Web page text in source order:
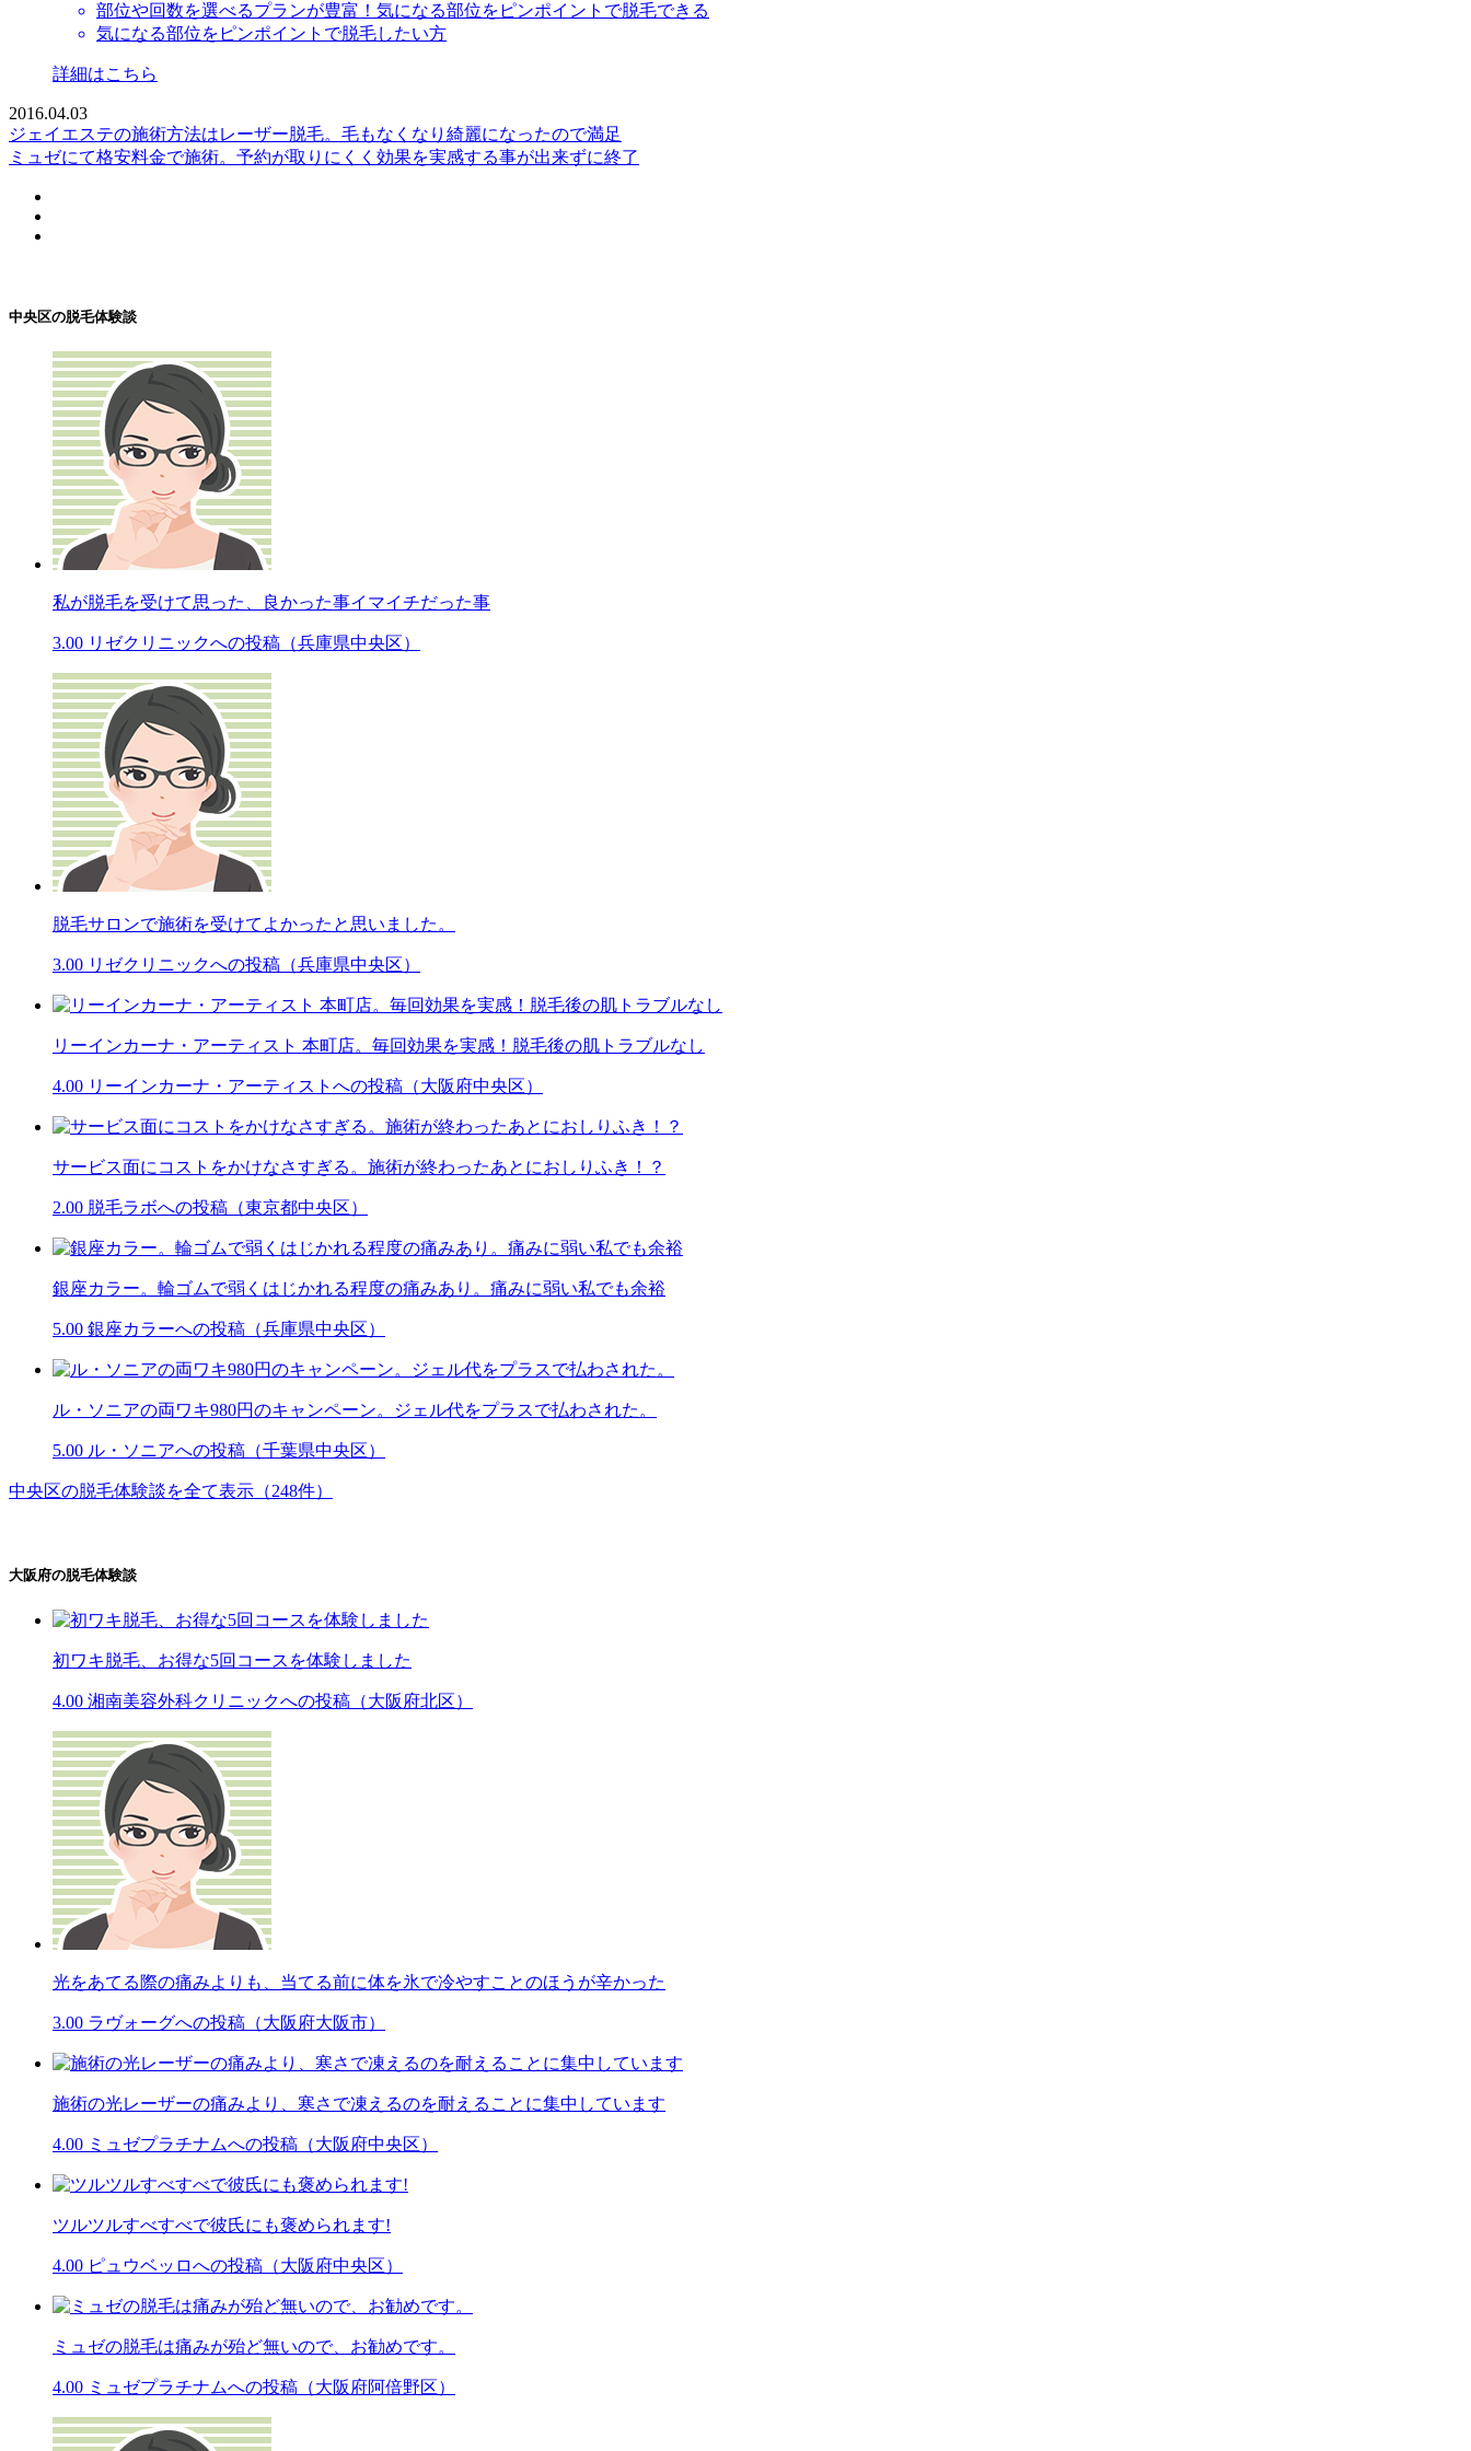
部位や回数を選べるプランが豊富！気になる部位をピンポイントで脱毛できる
気になる部位をピンポイントで脱毛したい方
詳細はこちら
2016.04.03
ジェイエステの施術方法はレーザー脱毛。毛もなくなり綺麗になったので満足
ミュゼにて格安料金で施術。予約が取りにくく効果を実感する事が出来ずに終了
中央区の脱毛体験談
私が脱毛を受けて思った、良かった事イマイチだった事
3.00 リゼクリニックへの投稿（兵庫県中央区）
脱毛サロンで施術を受けてよかったと思いました。
3.00 リゼクリニックへの投稿（兵庫県中央区）
リーインカーナ・アーティスト 本町店。毎回効果を実感！脱毛後の肌トラブルなし
4.00 リーインカーナ・アーティストへの投稿（大阪府中央区）
サービス面にコストをかけなさすぎる。施術が終わったあとにおしりふき！？
2.00 脱毛ラボへの投稿（東京都中央区）
銀座カラー。輪ゴムで弱くはじかれる程度の痛みあり。痛みに弱い私でも余裕
5.00 銀座カラーへの投稿（兵庫県中央区）
ル・ソニアの両ワキ980円のキャンペーン。ジェル代をプラスで払わされた。
5.00 ル・ソニアへの投稿（千葉県中央区）
中央区の脱毛体験談を全て表示（248件）
大阪府の脱毛体験談
初ワキ脱毛、お得な5回コースを体験しました
4.00 湘南美容外科クリニックへの投稿（大阪府北区）
光をあてる際の痛みよりも、当てる前に体を氷で冷やすことのほうが辛かった
3.00 ラヴォーグへの投稿（大阪府大阪市）
施術の光レーザーの痛みより、寒さで凍えるのを耐えることに集中しています
4.00 ミュゼプラチナムへの投稿（大阪府中央区）
ツルツルすべすべで彼氏にも褒められます!
4.00 ピュウベッロへの投稿（大阪府中央区）
ミュゼの脱毛は痛みが殆ど無いので、お勧めです。
4.00 ミュゼプラチナムへの投稿（大阪府阿倍野区）